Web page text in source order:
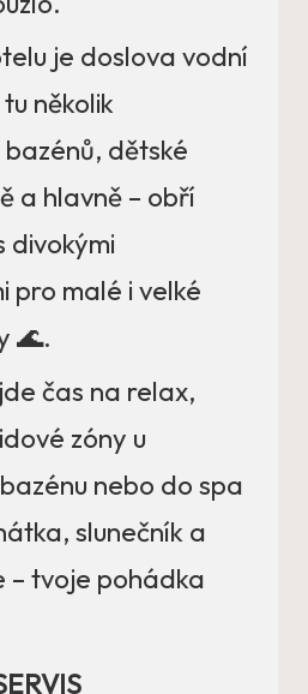
je doslova vodní
několik
dětské
a hlavně – obří
divokými
pro malé i velké
🌊.
čas na relax,
zóny u
nebo do spa
slunečník a
– tvoje pohádka